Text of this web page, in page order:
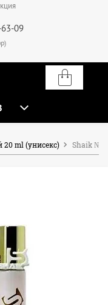
09
ml (унисекс) Shaik №